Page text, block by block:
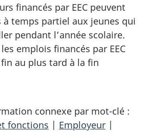
financés par EEC peuvent
temps partiel aux jeunes qui
pendant l’année scolaire.
emplois financés par EEC
au plus tard à la fin
connexe par mot-clé :
fonctions | Employeur |